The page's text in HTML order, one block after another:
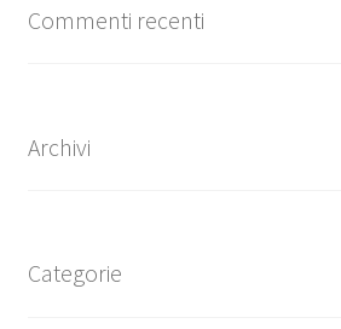
Commenti recenti
Archivi
Categorie